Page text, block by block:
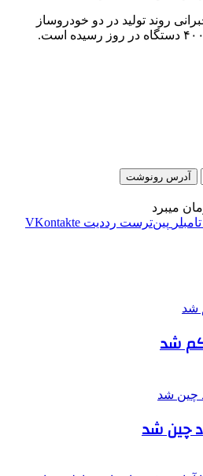
روند تولید در دو خودروساز
آدرس رونوشت
‫تامبلر ‫پین‌ترست ‫رددیت ‫VKontakte
کم شد
چین شد